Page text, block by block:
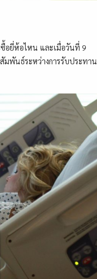
อยี่ห้อไหน และเมื่อวันที่ 9
มพันธ์ระหว่างการรับประทาน